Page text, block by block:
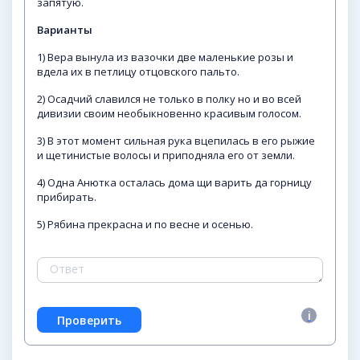
Варианты
1) Вера вынула из вазочки две маленькие розы и
вдела их в петлицу отцовского пальто.
2) Осадчий славился не только в полку но и во всей
дивизии своим необыкновенно красивым голосом.
3) В этот момент сильная рука вцепилась в его рыжие
и щетинистые волосы и приподняла его от земли.
4) Одна Анютка осталась дома щи варить да горницу
прибирать.
5) Рябина прекрасна и по весне и осенью.